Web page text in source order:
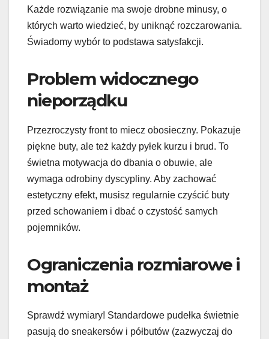
Każde rozwiązanie ma swoje drobne minusy, o
których warto wiedzieć, by uniknąć rozczarowania.
Świadomy wybór to podstawa satysfakcji.
Problem widocznego
nieporządku
Przezroczysty front to miecz obosieczny. Pokazuje
piękne buty, ale też każdy pyłek kurzu i brud. To
świetna motywacja do dbania o obuwie, ale
wymaga odrobiny dyscypliny. Aby zachować
estetyczny efekt, musisz regularnie czyścić buty
przed schowaniem i dbać o czystość samych
pojemników.
Ograniczenia rozmiarowe i
montaż
Sprawdź wymiary! Standardowe pudełka świetnie
pasują do sneakersów i półbutów (zazwyczaj do